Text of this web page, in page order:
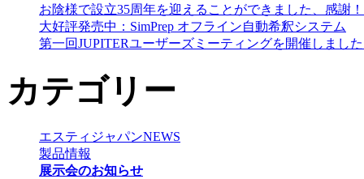
お陰様で設立35周年を迎えることができました、感謝！
大好評発売中：SimPrep オフライン自動希釈システム
第一回JUPITERユーザーズミーティングを開催しまし
カテゴリー
エスティジャパンNEWS
製品情報
展示会のお知らせ